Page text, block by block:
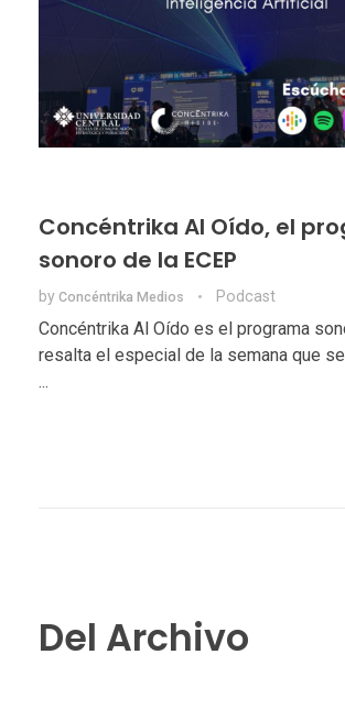
Concéntrika Al Oído, el
sonoro de la ECEP
by Concéntrika Medios Podcast
Concéntrika Al Oído es el programa
resalta el especial de la semana que
...
Del Archivo